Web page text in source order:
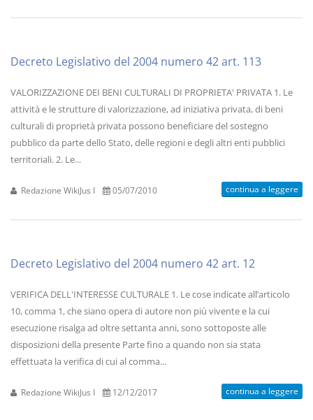
Decreto Legislativo del 2004 numero 42 art. 113
VALORIZZAZIONE DEI BENI CULTURALI DI PROPRIETA' PRIVATA 1. Le
attività e le strutture di valorizzazione, ad iniziativa privata, di beni
culturali di proprietà privata possono beneficiare del sostegno
pubblico da parte dello Stato, delle regioni e degli altri enti pubblici
territoriali. 2. Le...
Redazione WikiJus I 05/07/2010 continua a leggere
Decreto Legislativo del 2004 numero 42 art. 12
VERIFICA DELL'INTERESSE CULTURALE 1. Le cose indicate all’articolo
10, comma 1, che siano opera di autore non più vivente e la cui
esecuzione risalga ad oltre settanta anni, sono sottoposte alle
disposizioni della presente Parte fino a quando non sia stata
effettuata la verifica di cui al comma...
Redazione WikiJus I 12/12/2017 continua a leggere